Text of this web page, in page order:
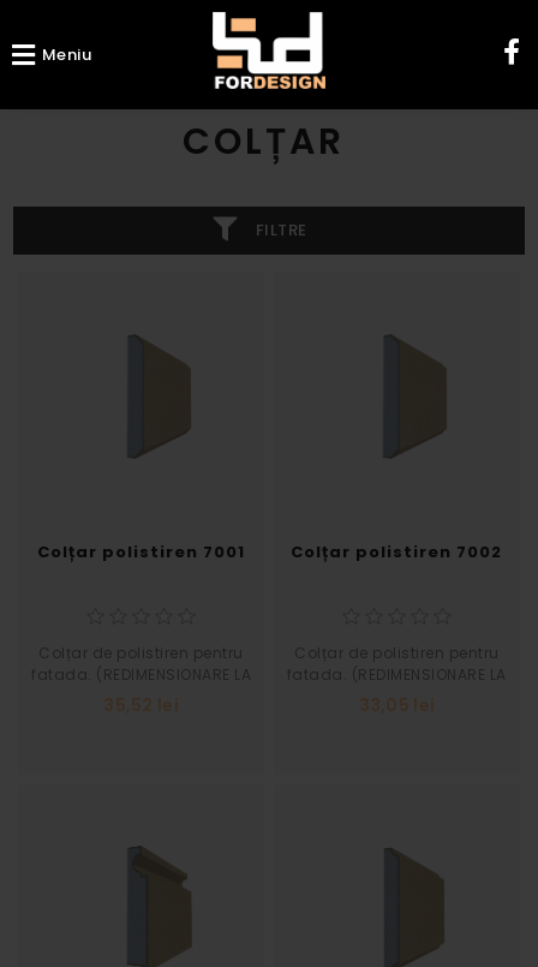
Meniu
COLȚAR
FILTRE
Colțar polistiren 7001
Colțar de polistiren pentru
fatada. (REDIMENSIONARE LA
SOLICITAREA CLIENTULUI)
Grosime 30 Inaltime 200
35,52 lei
Colțar polistiren 7002
Colțar de polistiren pentru
fatada. (REDIMENSIONARE LA
SOLICITAREA CLIENTULUI)
Grosime 30 Inaltime 200
33,05 lei